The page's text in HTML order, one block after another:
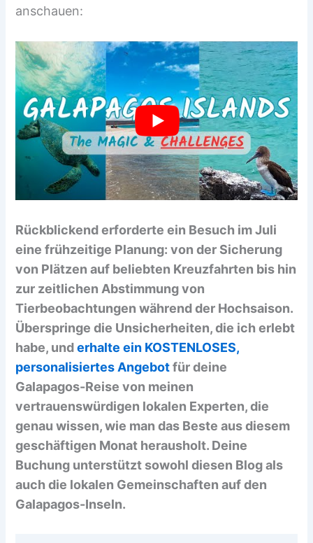
anschauen:
Rückblickend erforderte ein Besuch im Juli
eine frühzeitige Planung: von der Sicherung
von Plätzen auf beliebten Kreuzfahrten bis hin
zur zeitlichen Abstimmung von
Tierbeobachtungen während der Hochsaison.
Überspringe die Unsicherheiten, die ich erlebt
habe, underhalte ein KOSTENLOSES,
personalisiertes Angebotfür deine
Galapagos-Reise von meinen
vertrauenswürdigen lokalen Experten, die
genau wissen, wie man das Beste aus diesem
geschäftigen Monat herausholt. Deine
Buchung unterstützt sowohl diesen Blog als
auch die lokalen Gemeinschaften auf den
Galapagos-Inseln.